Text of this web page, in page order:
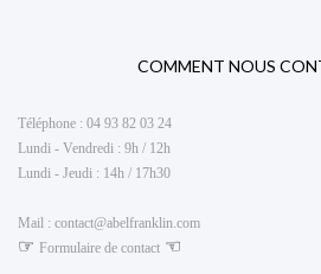
COMMENT NOUS
Téléphone : 04 93 82 03 24
Lundi - Vendredi : 9h / 12h
Lundi - Jeudi : 14h / 17h30
Mail : contact@abelfranklin.com
☞ Formulaire de contact ☜